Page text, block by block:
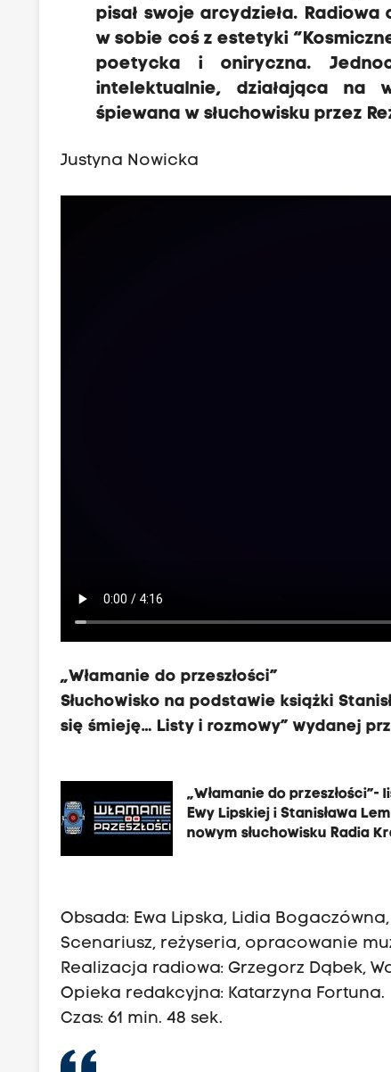
pisał swoje arcydzieła.
w sobie coś z estetyki
poetycka i oniryczna.
intelektualnie, działająca na
śpiewana w słuchowisku przez
Justyna Nowicka
„Włamanie do przeszłości”
Słuchowisko na podstawie książki
się śmieję… Listy i rozmowy” wydanej
„Włamanie do przeszłości”-
Ewy Lipskiej i Stanisława
nowym słuchowisku Radia
Obsada: Ewa Lipska, Lidia
Scenariusz, reżyseria, opracowanie
Realizacja radiowa: Grzegorz Dąbek,
Opieka redakcyjna: Katarzyna Fortuna.
Czas: 61 min. 48 sek.